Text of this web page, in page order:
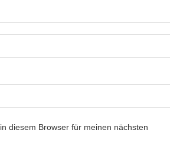
diesem Browser für meinen nächsten